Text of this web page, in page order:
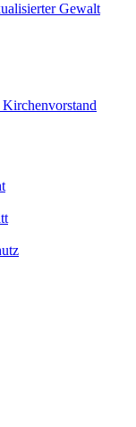
Gewalt